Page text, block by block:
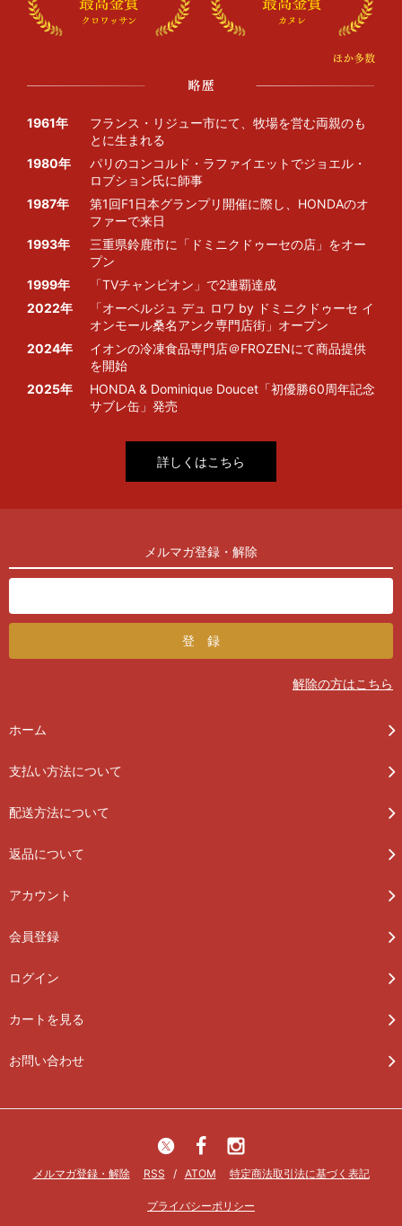
1961年
フランス・リジュー市にて、牧場を営む両親のも
とに生まれる
1980年
パリのコンコルド・ラファイエットでジョエル・
ロブション氏に師事
1987年
第1回F1日本グランプリ開催に際し、HONDAのオ
ファーで来日
1993年
三重県鈴鹿市に「ドミニクドゥーセの店」をオー
プン
1999年
「TVチャンピオン」で2連覇達成
2022年
「オーベルジュ デュ ロワ by ドミニクドゥーセ イ
オンモール桑名アンク専門店街」オープン
2024年
イオンの冷凍食品専門店＠FROZENにて商品提供
を開始
2025年
HONDA & Dominique Doucet「初優勝60周年記念
サブレ缶」発売
詳しくはこちら
メルマガ登録・解除
解除の方はこちら
ホーム
支払い方法について
配送方法について
返品について
アカウント
会員登録
ログイン
カートを見る
お問い合わせ
メルマガ登録・解除 RSS / ATOM 特定商法取引法に基づく表記
プライバシーポリシー